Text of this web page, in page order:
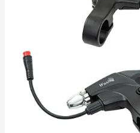
Electrică,
Bike